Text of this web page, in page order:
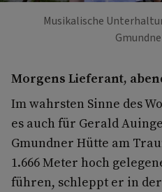
Musikalische
Morgens Lieferant,
Im wahrsten Sinne des
es auch für Gerald
Gmundner Hütte am
1.666 Meter hoch
führen, schleppt er in